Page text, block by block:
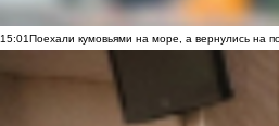
15:01Поехали кумовьями на море, а вернулись на